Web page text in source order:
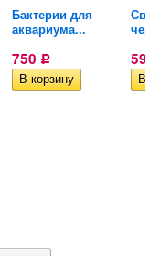
Бактерии для
аквариума...
750 Р 599